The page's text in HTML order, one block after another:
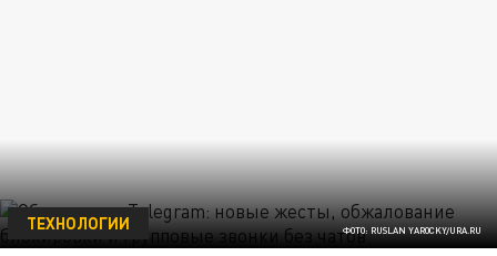
ФОТО: RUSLAN YAROCKY/URA.RU
ТЕХНОЛОГИИ